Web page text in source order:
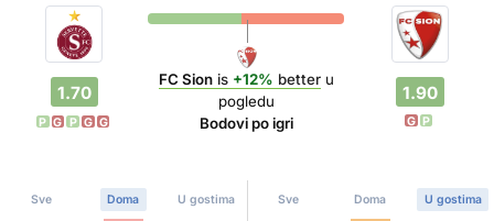
1.70
P G P G G
FC Sion is +12% better u
pogledu
Bodovi po igri
1.90
G P
Sve Doma U gostima Sve Doma U gostima